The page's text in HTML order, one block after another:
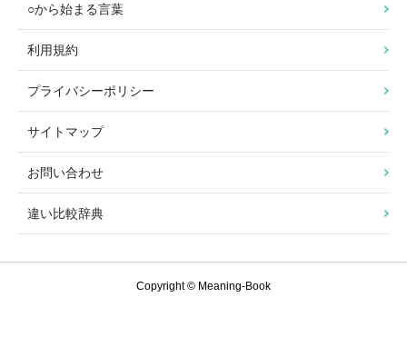
○から始まる言葉
利用規約
プライバシーポリシー
サイトマップ
お問い合わせ
違い比較辞典
Copyright © Meaning-Book